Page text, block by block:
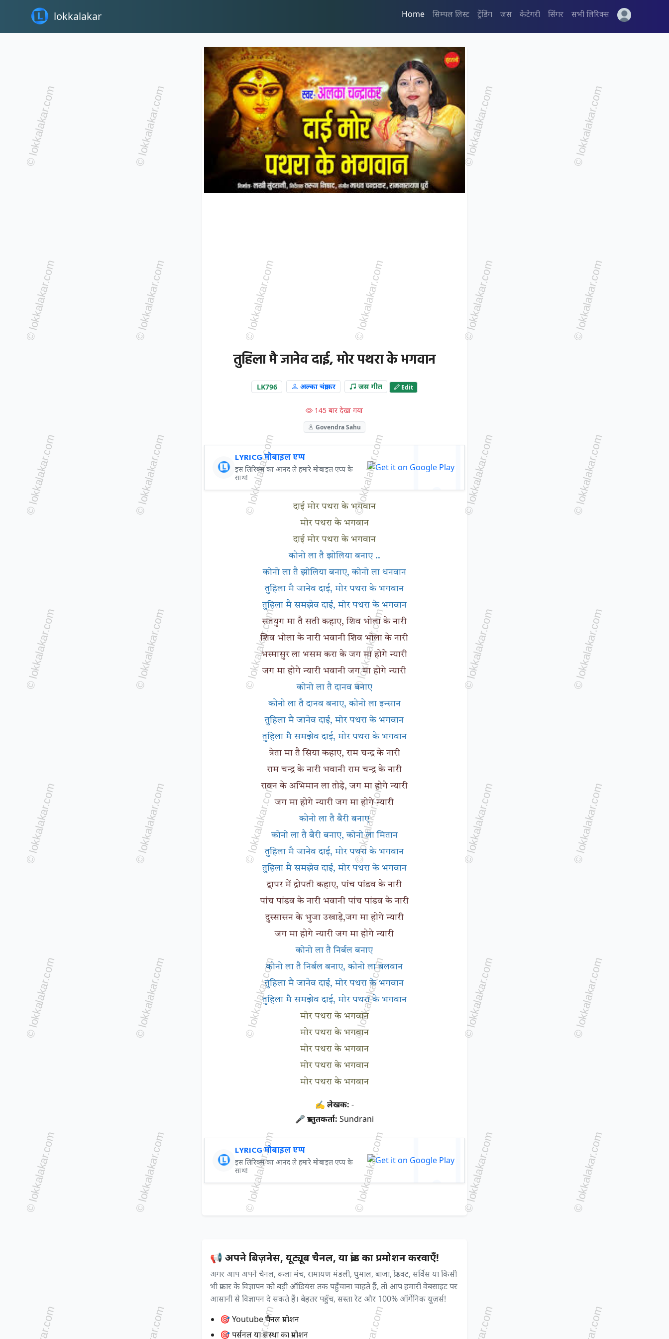
lokkalakar Home सिम्पल लिस्ट ट्रेंडिंग जस केटेगरी सिंगर सभी लिरिक्स
तुहिला मै जानेव दाई, मोर पथरा के भगवान
LK796 अल्का चंद्राकर जस गीत Edit
145 बार देखा गया
Govendra Sahu
LYRICG मोबाइल एप्प
इस लिरिक्स का आनंद ले हमारे मोबाइल एप्प के
साथ!
दाई मोर पथरा के भगवान
मोर पथरा के भगवान
दाई मोर पथरा के भगवान
कोनो ला तै झोलिया बनाए ..
कोनो ला तै झोलिया बनाए, कोनो ला धनवान
तुहिला मै जानेव दाई, मोर पथरा के भगवान
तुहिला मै समझेव दाई, मोर पथरा के भगवान
सतयुग मा तै सती कहाए, शिव भोला के नारी
शिव भोला के नारी भवानी शिव भोला के नारी
भस्मासुर ला भसम करा के जग मा होगे न्यारी
जग मा होगे न्यारी भवानी जग मा होगे न्यारी
कोनो ला तै दानव बनाए
कोनो ला तै दानव बनाए, कोनो ला इन्सान
तुहिला मै जानेव दाई, मोर पथरा के भगवान
तुहिला मै समझेव दाई, मोर पथरा के भगवान
त्रेता मा तै सिया कहाए, राम चन्द्र के नारी
राम चन्द्र के नारी भवानी राम चन्द्र के नारी
रावन के अभिमान ला तोड़े, जग मा होगे न्यारी
जग मा होगे न्यारी जग मा होगे न्यारी
कोनो ला तै बैरी बनाए
कोनो ला तै बैरी बनाए, कोनो ला मितान
तुहिला मै जानेव दाई, मोर पथरा के भगवान
तुहिला मै समझेव दाई, मोर पथरा के भगवान
द्वापर में द्रोपती कहाए, पांच पांडव के नारी
पांच पांडव के नारी भवानी पांच पांडव के नारी
दुस्सासन के भुजा उखाड़े,जग मा होगे न्यारी
जग मा होगे न्यारी जग मा होगे न्यारी
कोनो ला तै निर्बल बनाए
कोनो ला तै निर्बल बनाए, कोनो ला बलवान
तुहिला मै जानेव दाई, मोर पथरा के भगवान
तुहिला मै समझेव दाई, मोर पथरा के भगवान
मोर पथरा के भगवान
मोर पथरा के भगवान
मोर पथरा के भगवान
मोर पथरा के भगवान
मोर पथरा के भगवान
✍ लेखक: -
🎤 प्रस्तुतकर्ता: Sundrani
LYRICG मोबाइल एप्प
इस लिरिक्स का आनंद ले हमारे मोबाइल एप्प के
साथ!
📢 अपने बिज़नेस, यूट्यूब चैनल, या ब्रांड का प्रमोशन करवाएँ!
अगर आप अपने चैनल, कला मंच, रामायण मंडली, धुमाल, बाजा, प्रोडक्ट, सर्विस या किसी
भी प्रकार के विज्ञापन को बड़ी ऑडियंस तक पहुँचाना चाहते हैं, तो आप हमारी वेबसाइट पर
आसानी से विज्ञापन दे सकते हैं। बेहतर पहुँच, सस्ता रेट और 100% ऑर्गेनिक यूज़र्स!
🎯 Youtube चैनल प्रमोशन
🎯 पर्सनल या संस्था का प्रमोशन